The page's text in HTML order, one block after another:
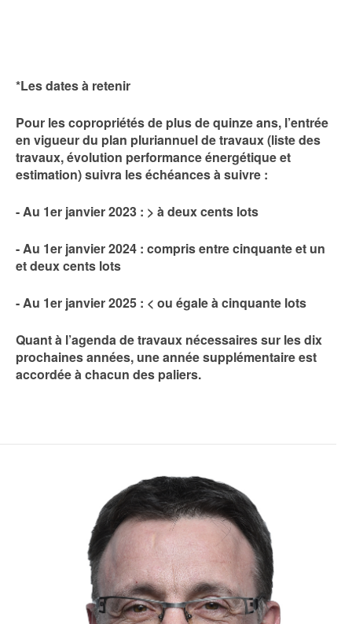
*Les dates à retenir
Pour les copropriétés de plus de quinze ans, l’entrée
en vigueur du plan pluriannuel de travaux (liste des
travaux, évolution performance énergétique et
estimation) suivra les échéances à suivre :
- Au 1er janvier 2023 : > à deux cents lots
- Au 1er janvier 2024 : compris entre cinquante et un
et deux cents lots
- Au 1er janvier 2025 : < ou égale à cinquante lots
Quant à l’agenda de travaux nécessaires sur les dix
prochaines années, une année supplémentaire est
accordée à chacun des paliers.